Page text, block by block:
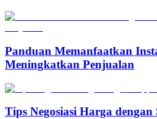
Panduan Memanfaatkan
Meningkatkan Penjualan
Tips Negosiasi Harga